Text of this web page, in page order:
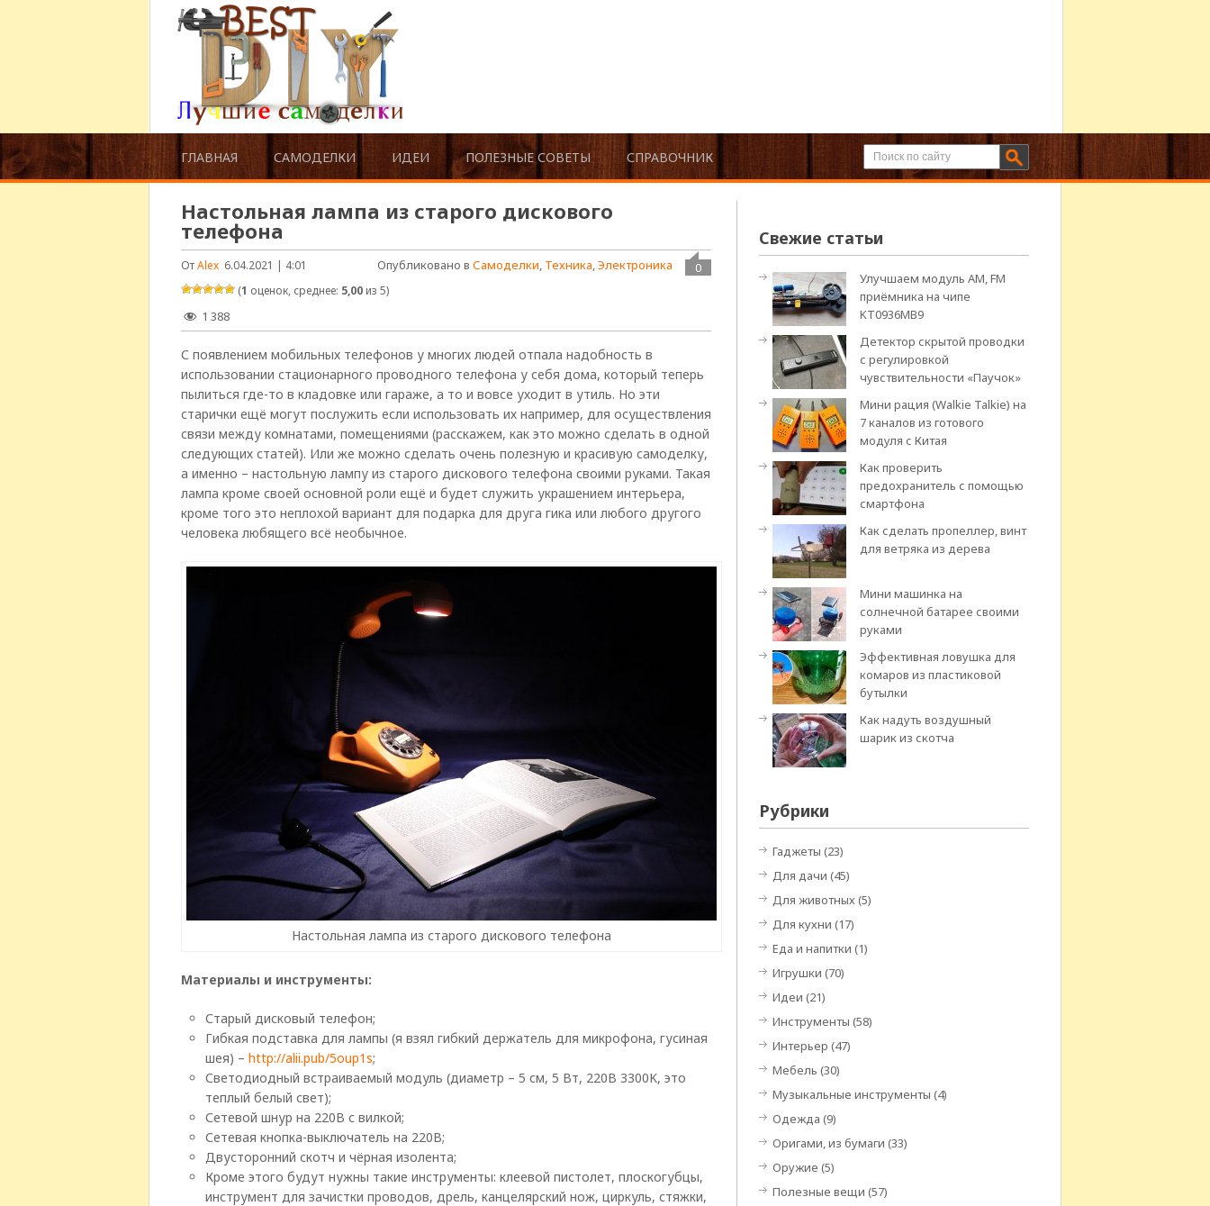
ГЛАВНАЯ САМОДЕЛКИ ИДЕИ ПОЛЕЗНЫЕ СОВЕТЫ СПРАВОЧНИК
Настольная лампа из старого дискового
телефона
ОтAlex 6.04.2021 | 4:01 0
Опубликовано вСамоделки, Техника,Электроника
(1 оценок, среднее: 5,00 из 5)
1 388
С появлением мобильных телефонов у многих людей отпала надобность в
использовании стационарного проводного телефона у себя дома, который теперь
пылиться где-то в кладовке или гараже, а то и вовсе уходит в утиль. Но эти
старички ещё могут послужить если использовать их например, для осуществления
связи между комнатами, помещениями (расскажем, как это можно сделать в одной
следующих статей). Или же можно сделать очень полезную и красивую самоделку,
а именно – настольную лампу из старого дискового телефона своими руками. Такая
лампа кроме своей основной роли ещё и будет служить украшением интерьера,
кроме того это неплохой вариант для подарка для друга гика или любого другого
человека любящего всё необычное.
Настольная лампа из старого дискового телефона
Материалы и инструменты:
Старый дисковый телефон;
Гибкая подставка для лампы (я взял гибкий держатель для микрофона, гусиная
шея) –http://alii.pub/5oup1s;
Светодиодный встраиваемый модуль (диаметр – 5 см, 5 Вт, 220В 3300K, это
теплый белый свет);
Сетевой шнур на 220В с вилкой;
Сетевая кнопка-выключатель на 220В;
Двусторонний скотч и чёрная изолента;
Кроме этого будут нужны такие инструменты: клеевой пистолет, плоскогубцы,
инструмент для зачистки проводов, дрель, канцелярский нож, циркуль, стяжки,
Свежие статьи
Улучшаем модуль АМ, FM
приёмника на чипе
KT0936MB9
Детектор скрытой проводки
с регулировкой
чувствительности «Паучок»
Мини рация (Walkie Talkie) на
7 каналов из готового
модуля с Китая
Как проверить
предохранитель с помощью
смартфона
Как сделать пропеллер, винт
для ветряка из дерева
Мини машинка на
солнечной батарее своими
руками
Эффективная ловушка для
комаров из пластиковой
бутылки
Как надуть воздушный
шарик из скотча
Рубрики
Гаджеты (23)
Для дачи (45)
Для животных(5)
Для кухни (17)
Еда и напитки (1)
Игрушки (70)
Идеи (21)
Инструменты (58)
Интерьер (47)
Мебель (30)
Музыкальные инструменты (4)
Одежда (9)
Оригами, из бумаги (33)
Оружие (5)
Полезные вещи (57)